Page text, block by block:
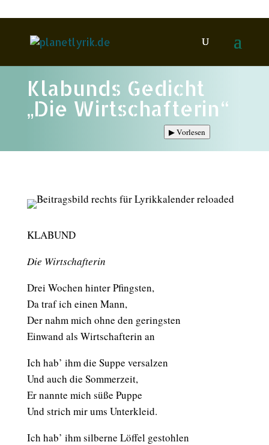
Klabunds Gedicht
„Die Wirtschafterin“
▶Vorlesen
KLABUND
Die Wirtschafterin
Drei Wochen hinter Pfingsten,
Da traf ich einen Mann,
Der nahm mich ohne den geringsten
Einwand als Wirtschafterin an
Ich hab’ ihm die Suppe versalzen
Und auch die Sommerzeit,
Er nannte mich süße Puppe
Und strich mir ums Unterkleid.
Ich hab’ ihm silberne Löffel gestohlen